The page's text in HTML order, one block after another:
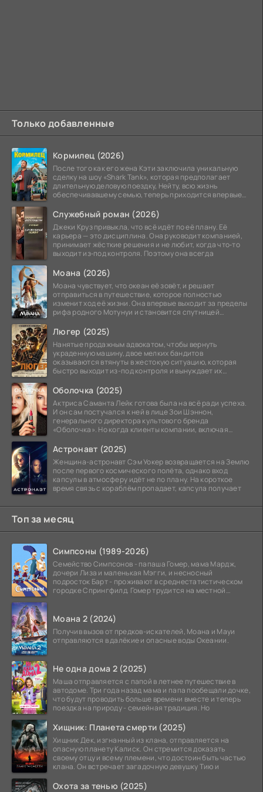
Только добавленные
Кормилец (2026)
После того как его жена Кэти заключила уникальную
сделку на шоу «Shark Tank», которая предполагает
длительную деловую поездку, Нейту, всю жизнь
обеспечивавшему семью, теперь приходится впервые
Служебный роман (2026)
Джеки Круз привыкла, что всё идёт по её плану. Её
карьера — это дисциплина. Она руководит компанией,
принимает жёсткие решения и не любит, когда что‑то
выходит из‑под контроля. Поэтому она всегда
Моана (2026)
Моана чувствует, что океан её зовёт, и решает
отправиться в путешествие, которое полностью
изменит ход её жизни. Она впервые выходит за пределы
рифа родного Мотунуи и становится спутницей
Люгер (2025)
Нанятые продажным адвокатом, чтобы вернуть
украденную машину, двое мелких бандитов
оказываются втянуты в жестокую ситуацию, которая
быстро выходит из-под контроля и вынуждает их
Оболочка (2025)
Актриса Саманта Лейк готова была на всё ради успеха.
И он сам постучался к ней в лице Зои Шэннон,
генерального директора культового бренда
«Оболочка». Но когда клиенты компании, включая
Астронавт (2025)
Женщина-астронавт Сэм Уокер возвращается на Землю
после первого космического полёта, однако вход
капсулы в атмосферу идёт не по плану. На короткое
время связь с кораблём пропадает, капсула получает
Топ за месяц
Симпсоны (1989-2026)
Семейство Симпсонов - папаша Гомер, мама Мардж,
дочери Лиза и маленькая Мэгги, и несносный
подросток Барт - проживают в среднестатистическом
городке Спрингфилд. Гомер трудится на местной
Моана 2 (2024)
Получив вызов от предков-искателей, Моана и Мауи
отправляются в далёкие и опасные воды Океании.
Не одна дома 2 (2025)
Маша отправляется с папой в летнее путешествие в
автодоме. Три года назад мама и папа пообещали дочке,
что будут проводить больше времени вместе и теперь
поездка на природу - семейная традиция. Но
Хищник: Планета смерти (2025)
Хищник Дек, изгнанный из клана, отправляется на
опасную планету Калиск. Он стремится доказать
своему отцу и всему племени, что достоин быть частью
клана. Он встречает загадочную девушку Тию и
Охота за тенью (2025)